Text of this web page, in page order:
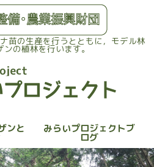
苗の生産を行うとともに，モデル林
ンの植林を行います。
ンと みらいプロジェクトブ
ログ